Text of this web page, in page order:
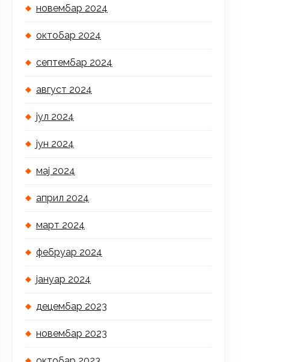
новембар 2024
октобар 2024
септембар 2024
август 2024
јул 2024
јун 2024
мај 2024
април 2024
март 2024
фебруар 2024
јануар 2024
децембар 2023
новембар 2023